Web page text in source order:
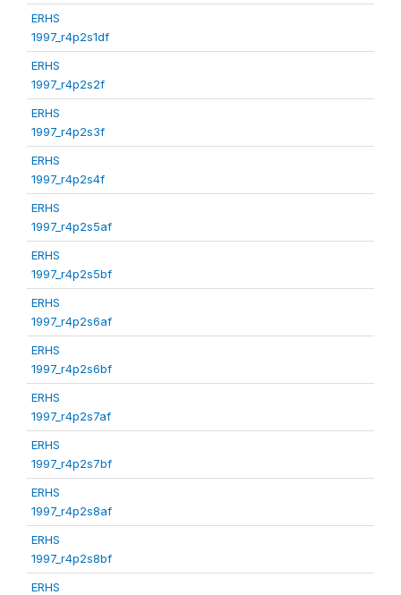
ERHS
1997_r4p2s1df
ERHS
1997_r4p2s2f
ERHS
1997_r4p2s3f
ERHS
1997_r4p2s4f
ERHS
1997_r4p2s5af
ERHS
1997_r4p2s5bf
ERHS
1997_r4p2s6af
ERHS
1997_r4p2s6bf
ERHS
1997_r4p2s7af
ERHS
1997_r4p2s7bf
ERHS
1997_r4p2s8af
ERHS
1997_r4p2s8bf
ERHS